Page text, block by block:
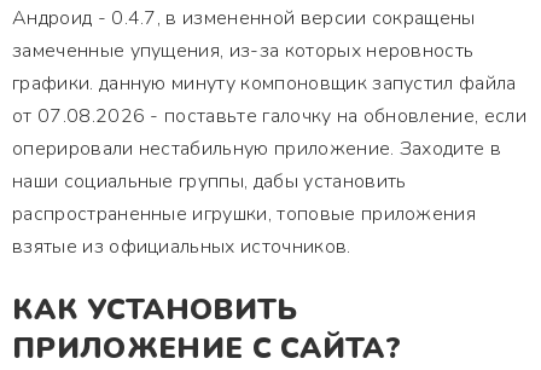
Андроид - 0.4.7, в измененной версии сокращены
замеченные упущения, из-за которых неровность
графики. данную минуту компоновщик запустил файла
от 07.08.2026 - поставьте галочку на обновление, если
оперировали нестабильную приложение. Заходите в
наши социальные группы, дабы установить
распространенные игрушки, топовые приложения
взятые из официальных источников.
КАК УСТАНОВИТЬ
ПРИЛОЖЕНИЕ С САЙТА?